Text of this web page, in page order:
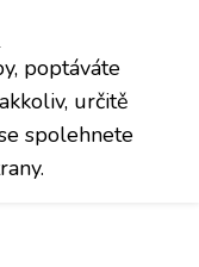
poptáváte
určitě
spolehnete